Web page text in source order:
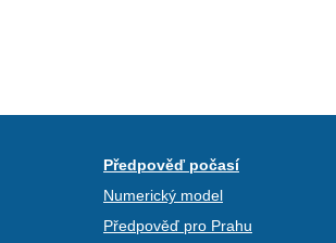
Předpověď počasí
Numerický model
Předpověď pro Prahu